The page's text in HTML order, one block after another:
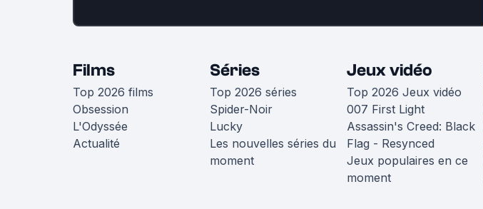
Films
Top 2026 films
Obsession
L'Odyssée
Actualité
Séries
Top 2026 séries
Spider-Noir
Lucky
Les nouvelles séries du
moment
Jeux vidéo
Top 2026 Jeux vidéo
007 First Light
Assassin's Creed: Black
Flag - Resynced
Jeux populaires en ce
moment